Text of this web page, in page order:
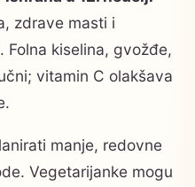
zdrave masti i
kiselina, gvožđe,
vitamin C olakšava
manje, redovne
Vegetarijanke mogu